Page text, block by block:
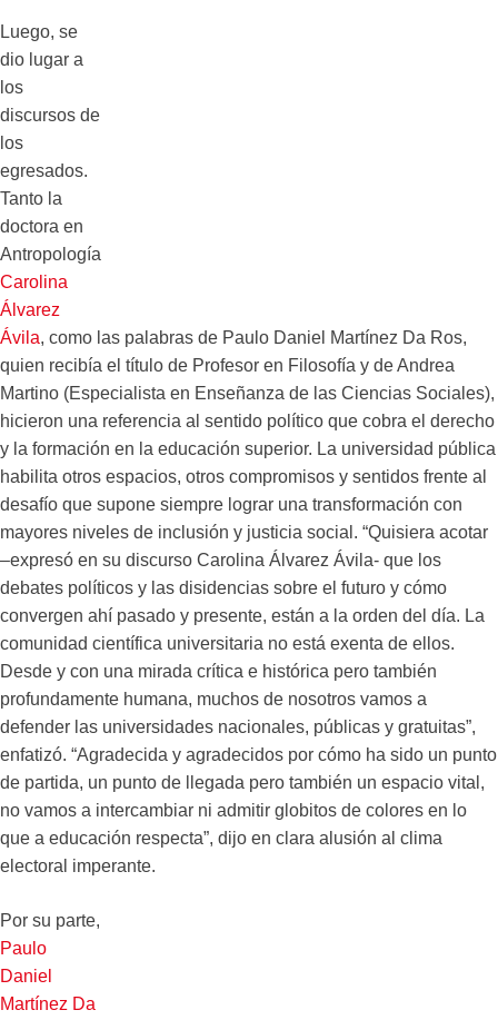
Luego, se
dio lugar a
los
discursos de
los
egresados.
Tanto la
doctora en
Antropología
Carolina
Álvarez
Ávila, como las palabras de Paulo Daniel Martínez Da Ros,
quien recibía el título de Profesor en Filosofía y de Andrea
Martino (Especialista en Enseñanza de las Ciencias Sociales),
hicieron una referencia al sentido político que cobra el derecho
y la formación en la educación superior. La universidad pública
habilita otros espacios, otros compromisos y sentidos frente al
desafío que supone siempre lograr una transformación con
mayores niveles de inclusión y justicia social. “Quisiera acotar
–expresó en su discurso Carolina Álvarez Ávila- que los
debates políticos y las disidencias sobre el futuro y cómo
convergen ahí pasado y presente, están a la orden del día. La
comunidad científica universitaria no está exenta de ellos.
Desde y con una mirada crítica e histórica pero también
profundamente humana, muchos de nosotros vamos a
defender las universidades nacionales, públicas y gratuitas”,
enfatizó. “Agradecida y agradecidos por cómo ha sido un punto
de partida, un punto de llegada pero también un espacio vital,
no vamos a intercambiar ni admitir globitos de colores en lo
que a educación respecta”, dijo en clara alusión al clima
electoral imperante.
Por su parte,
Paulo
Daniel
Martínez Da